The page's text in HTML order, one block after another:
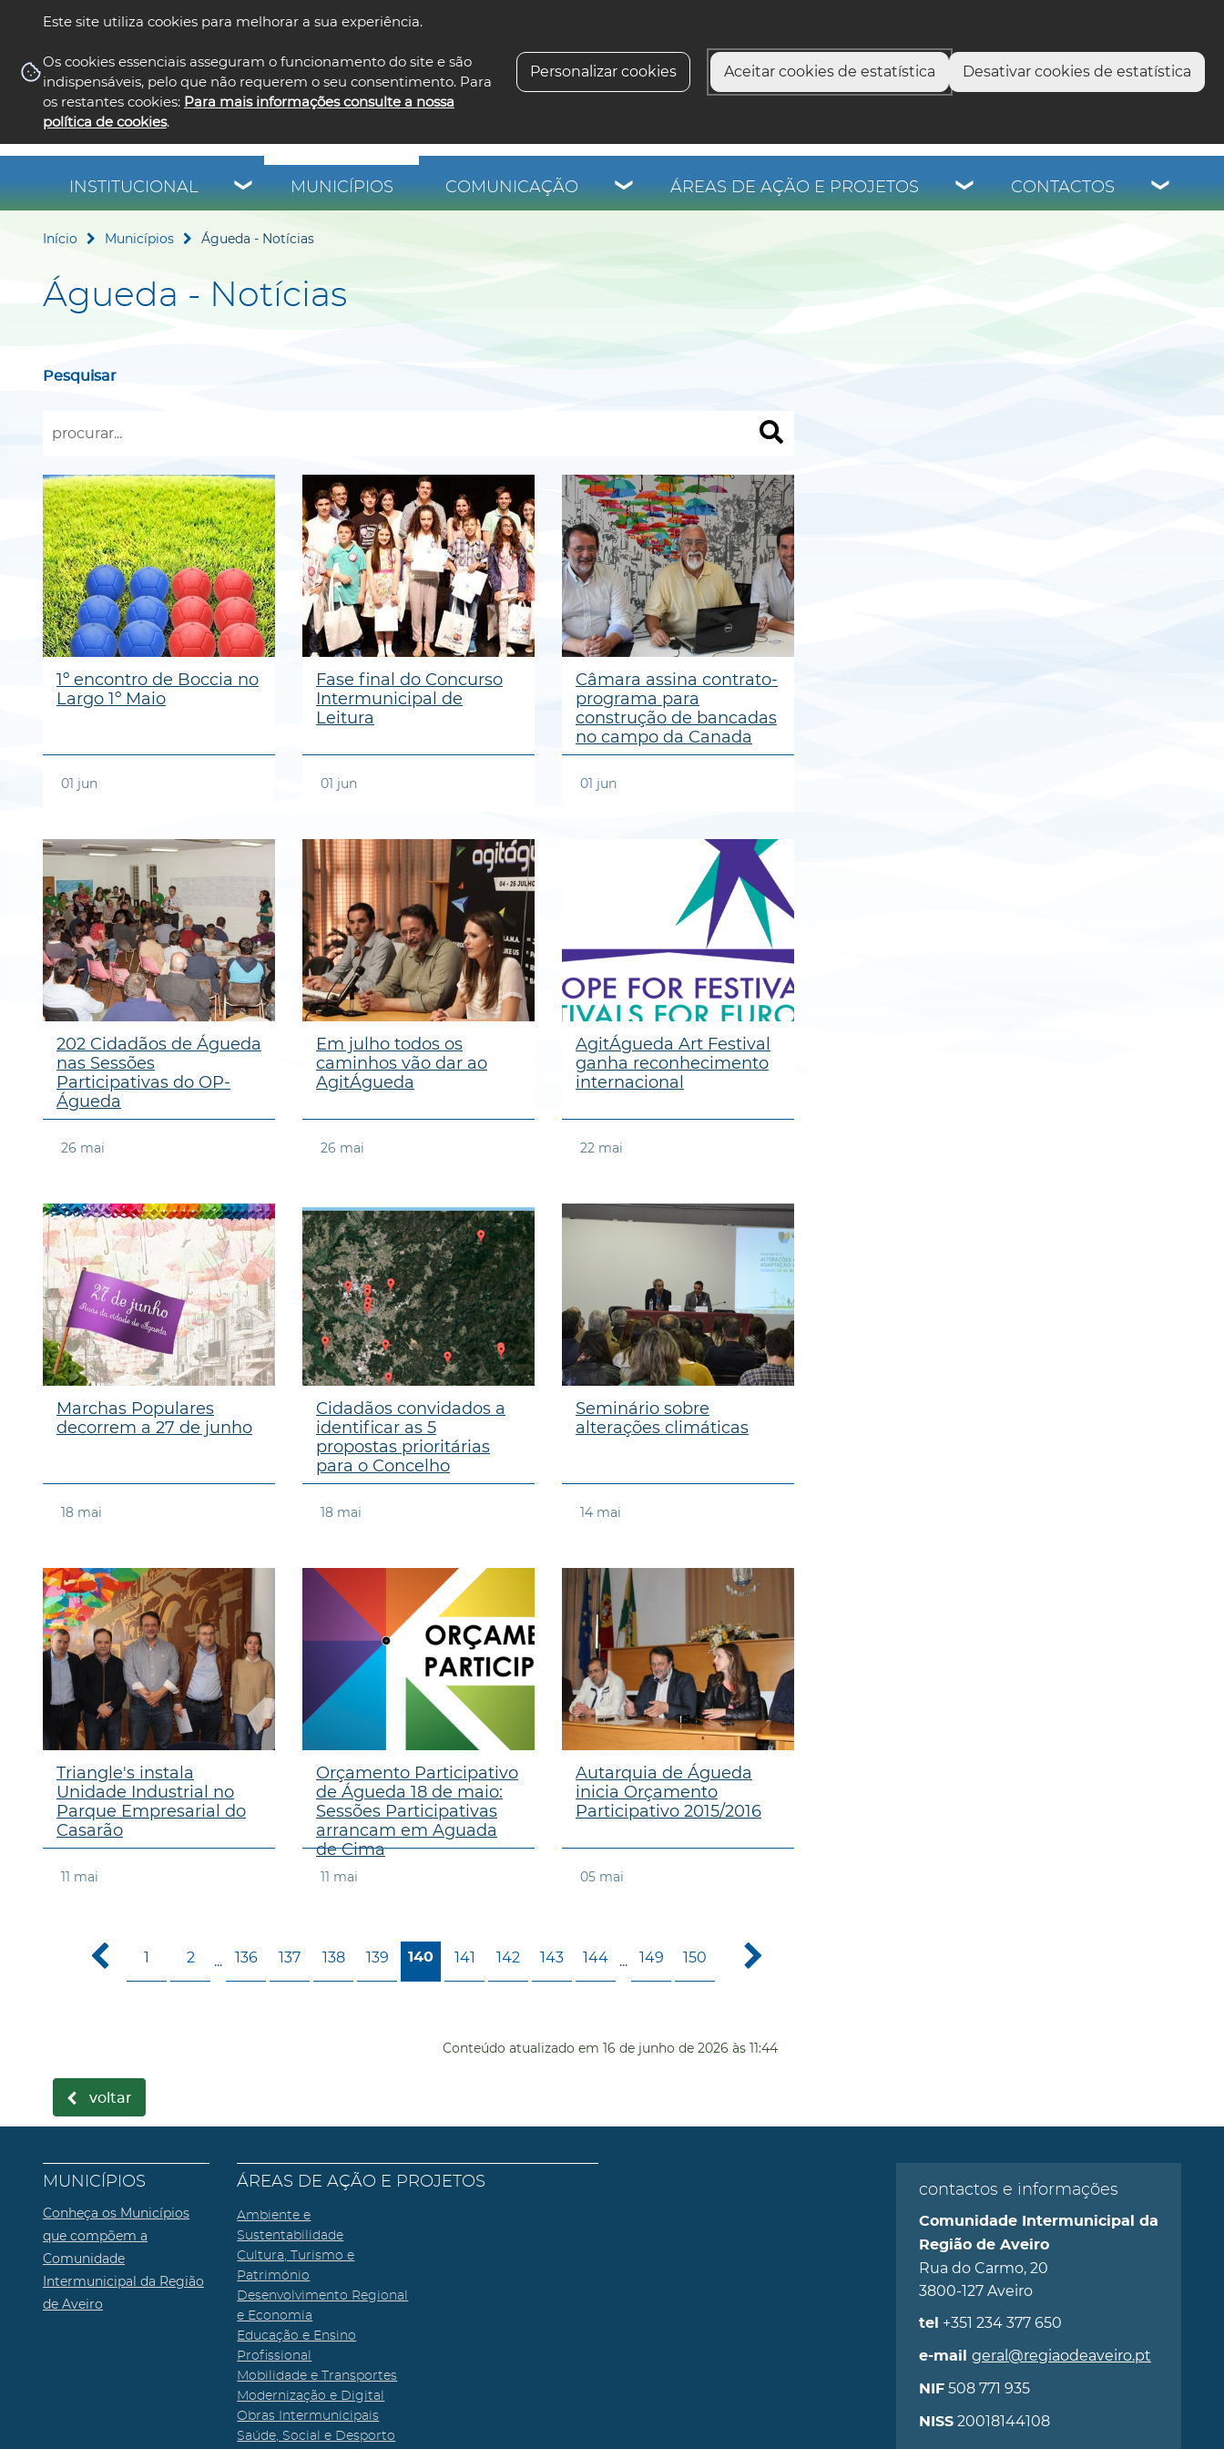
Este site utiliza cookies para melhorar a sua experiência.
Os cookies essenciais asseguram o funcionamento do site e são
indispensáveis, pelo que não requerem o seu consentimento. Para
os restantes cookies: Para mais informações consulte a nossa
política de cookies.
Personalizar cookies Aceitar cookies de estatística Desativar cookies de estatística
INSTITUCIONAL MUNICÍPIOS COMUNICAÇÃO ÁREAS DE AÇÃO E PROJETOS CONTACTOS
Início Municípios Águeda - Notícias
Águeda - Notícias
Pesquisar
1º encontro de Boccia no
Largo 1º Maio
01 jun
Fase final do Concurso
Intermunicipal de
Leitura
01 jun
Câmara assina contrato-
programa para
construção de bancadas
no campo da Canada
01 jun
202 Cidadãos de Águeda
nas Sessões
Participativas do OP-
Águeda
26 mai
Em julho todos os
caminhos vão dar ao
AgitÁgueda
26 mai
AgitÁgueda Art Festival
ganha reconhecimento
internacional
22 mai
Marchas Populares
decorrem a 27 de junho
18 mai
Cidadãos convidados a
identificar as 5
propostas prioritárias
para o Concelho
18 mai
Seminário sobre
alterações climáticas
14 mai
Triangle's instala
Unidade Industrial no
Parque Empresarial do
Casarão
11 mai
Orçamento Participativo
de Águeda 18 de maio:
Sessões Participativas
arrancam em Aguada
de Cima
11 mai
Autarquia de Águeda
inicia Orçamento
Participativo 2015/2016
05 mai
1 2 ... 136 137 138 139 140 141 142 143 144 ... 149 150
Conteúdo atualizado em 16 de junho de 2026 às 11:44
voltar
MUNICÍPIOS
Conheça os Municípios
que compõem a
Comunidade
Intermunicipal da Região
de Aveiro
ÁREAS DE AÇÃO E PROJETOS
Ambiente e
Sustentabilidade
Cultura, Turismo e
Património
Desenvolvimento Regional
e Economia
Educação e Ensino
Profissional
Mobilidade e Transportes
Modernização e Digital
Obras Intermunicipais
Saúde, Social e Desporto
contactos e informações
Comunidade Intermunicipal da
Região de Aveiro
Rua do Carmo, 20
3800-127 Aveiro
tel +351 234 377 650
e-mail geral@regiaodeaveiro.pt
NIF508 771 935
NISS20018144108